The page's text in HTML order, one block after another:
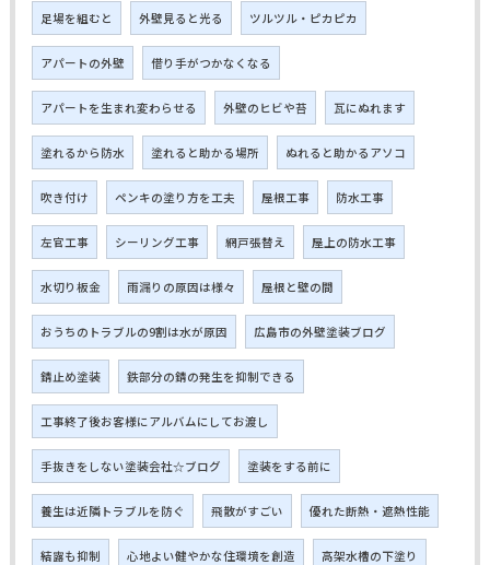
足場を組むと 外壁見ると光る ツルツル・ピカピカ
アパートの外壁 借り手がつかなくなる
アパートを生まれ変わらせる 外壁のヒビや苔 瓦にぬれます
塗れるから防水 塗れると助かる場所 ぬれると助かるアソコ
吹き付け ペンキの塗り方を工夫 屋根工事 防水工事
左官工事 シーリング工事 網戸張替え 屋上の防水工事
水切り板金 雨漏りの原因は様々 屋根と壁の間
おうちのトラブルの9割は水が原因 広島市の外壁塗装ブログ
錆止め塗装 鉄部分の錆の発生を抑制できる
工事終了後お客様にアルバムにしてお渡し
手抜きをしない塗装会社☆ブログ 塗装をする前に
養生は近隣トラブルを防ぐ 飛散がすごい 優れた断熱・遮熱性能
結露も抑制 心地よい健やかな住環境を創造 高架水槽の下塗り